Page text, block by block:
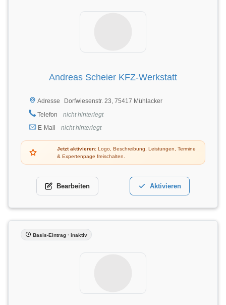
Andreas Scheier KFZ-Werkstatt
Adresse
Dorfwiesenstr. 23, 75417 Mühlacker
Telefon
nicht hinterlegt
E-Mail
nicht hinterlegt
Jetzt aktivieren: Logo, Beschreibung, Leistungen, Termine
& Expertenpage freischalten.
Bearbeiten Aktivieren
Basis-Eintrag · inaktiv